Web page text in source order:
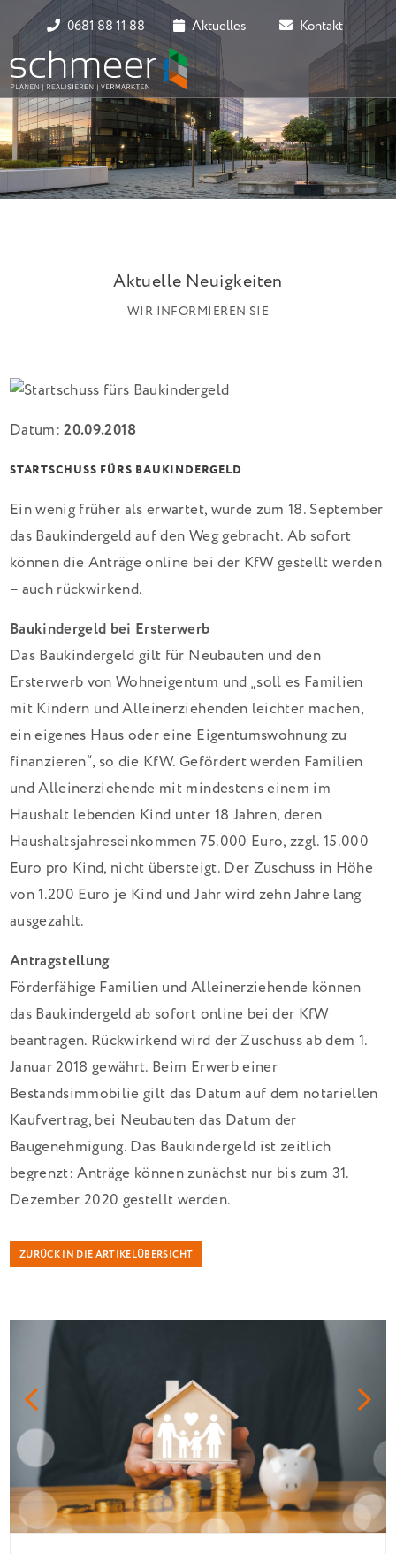
0681 88 11 88 Aktuelles Kontakt
Aktuelle Neuigkeiten
WIR INFORMIEREN SIE
Datum:20.09.2018
STARTSCHUSS FÜRS BAUKINDERGELD
Ein wenig früher als erwartet, wurde zum 18. September
das Baukindergeld auf den Weg gebracht. Ab sofort
können die Anträge online bei der KfW gestellt werden
– auch rückwirkend.
Baukindergeld bei Ersterwerb
Das Baukindergeld gilt für Neubauten und den
Ersterwerb von Wohneigentum und „soll es Familien
mit Kindern und Alleinerziehenden leichter machen,
ein eigenes Haus oder eine Eigentumswohnung zu
finanzieren“, so die KfW. Gefördert werden Familien
und Alleinerziehende mit mindestens einem im
Haushalt lebenden Kind unter 18 Jahren, deren
Haushaltsjahreseinkommen 75.000 Euro, zzgl. 15.000
Euro pro Kind, nicht übersteigt. Der Zuschuss in Höhe
von 1.200 Euro je Kind und Jahr wird zehn Jahre lang
ausgezahlt.
Antragstellung
Förderfähige Familien und Alleinerziehende können
das Baukindergeld ab sofort online bei der KfW
beantragen. Rückwirkend wird der Zuschuss ab dem 1.
Januar 2018 gewährt. Beim Erwerb einer
Bestandsimmobilie gilt das Datum auf dem notariellen
Kaufvertrag, bei Neubauten das Datum der
Baugenehmigung. Das Baukindergeld ist zeitlich
begrenzt: Anträge können zunächst nur bis zum 31.
Dezember 2020 gestellt werden.
ZURÜCK IN DIE ARTIKELÜBERSICHT